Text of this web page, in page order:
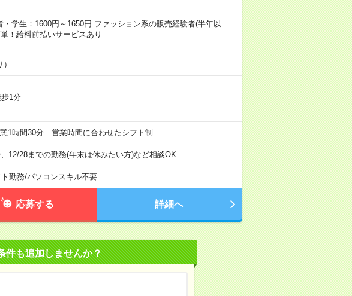
学生：1600円～1650円 ファッション系の販売経験者(半年以
！給料前払いサービスあり
1分
1時間30分 営業時間に合わせたシフト制
28までの勤務(年末は休みたい方)など相談OK
勤務/パソコンスキル不要
応募する 詳細へ
件も追加しませんか？